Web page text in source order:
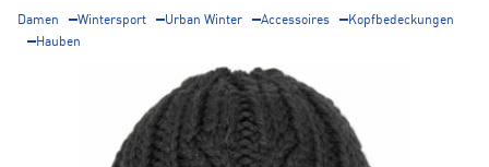
Damen Wintersport Urban Winter Accessoires
Kopfbedeckungen
Hauben